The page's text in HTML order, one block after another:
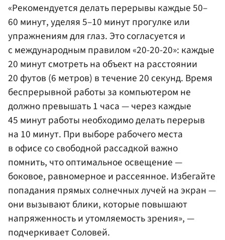
«Рекомендуется делать перерывы каждые 50–
60 минут, уделяя 5–10 минут прогулке или
упражнениям для глаз. Это согласуется и
с международным правилом «20-20-20»: каждые
20 минут смотреть на объект на расстоянии
20 футов (6 метров) в течение 20 секунд. Время
беспрерывной работы за компьютером не
должно превышать 1 часа — через каждые
45 минут работы необходимо делать перерыв
на 10 минут. При выборе рабочего места
в офисе со свободной рассадкой важно
помнить, что оптимальное освещение —
боковое, равномерное и рассеянное. Избегайте
попадания прямых солнечных лучей на экран —
они вызывают блики, которые повышают
напряженность и утомляемость зрения», —
подчеркивает Соловей.